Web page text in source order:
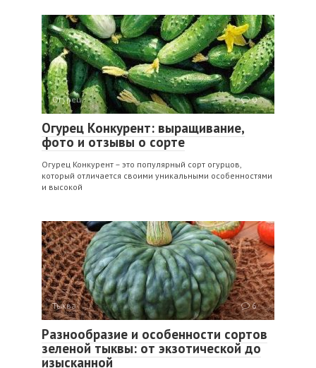
Огурец 0
Огурец Конкурент: выращивание,
фото и отзывы о сорте
Огурец Конкурент – это популярный сорт огурцов,
который отличается своими уникальными особенностями
и высокой
Тыква 6
Разнообразие и особенности сортов
зеленой тыквы: от экзотической до
изысканной